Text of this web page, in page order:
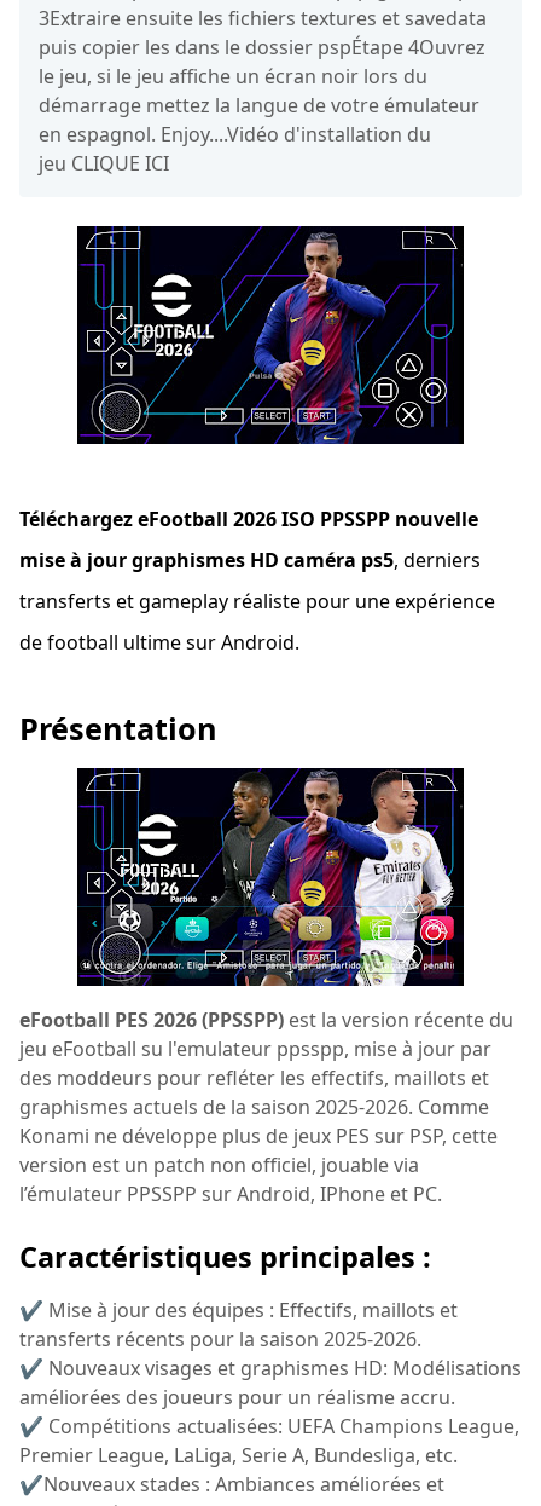
3Extraire ensuite les fichiers textures et savedata
puis copier les dans le dossier pspÉtape 4Ouvrez
le jeu, si le jeu affiche un écran noir lors du
démarrage mettez la langue de votre émulateur
en espagnol. Enjoy....Vidéo d'installation du
jeu CLIQUE ICI
Téléchargez eFootball 2026 ISO PPSSPP nouvelle
mise à jour graphismes HD caméra ps5, derniers
transferts et gameplay réaliste pour une expérience
de football ultime sur Android.
Présentation
eFootball PES 2026 (PPSSPP) est la version récente du
jeu eFootball su l'emulateur ppsspp, mise à jour par
des moddeurs pour refléter les effectifs, maillots et
graphismes actuels de la saison 2025-2026. Comme
Konami ne développe plus de jeux PES sur PSP, cette
version est un patch non officiel, jouable via
l’émulateur PPSSPP sur Android, IPhone et PC.
Caractéristiques principales :
✔ Mise à jour des équipes : Effectifs, maillots et
transferts récents pour la saison 2025-2026.
✔ Nouveaux visages et graphismes HD: Modélisations
améliorées des joueurs pour un réalisme accru.
✔ Compétitions actualisées: UEFA Champions League,
Premier League, LaLiga, Serie A, Bundesliga, etc.
✔Nouveaux stades : Ambiances améliorées et